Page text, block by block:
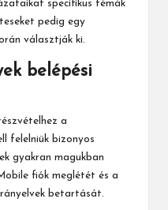
specifikus témák
pedig egy
választják ki.
belépési
a
felelniük bizonyos
gyakran magukban
fiók meglétét és a
betartását.